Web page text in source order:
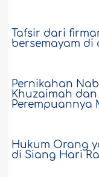
Tafsir dari
bersemayam di
Pernikahan
Khuzaimah
Hukum Orang
di Siang Hari